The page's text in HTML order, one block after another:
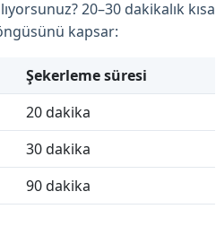
20–30 dakikalık
kapsar:
Şekerleme süresi
20 dakika
30 dakika
90 dakika